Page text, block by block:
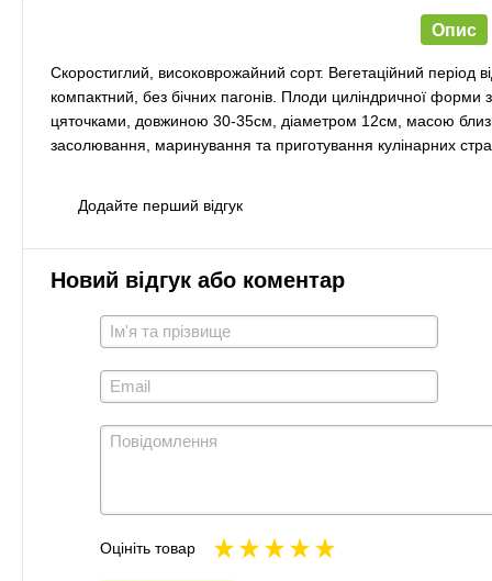
Опис
Скоростиглий, високоврожайний сорт. Вегетаційний період
компактний, без бічних пагонів. Плоди циліндричної
цяточками, довжиною 30-35см, діаметром 12см, масою
засолювання, маринування та приготування кулінарних
Додайте перший відгук
Новий відгук або коментар
Оцініть товар